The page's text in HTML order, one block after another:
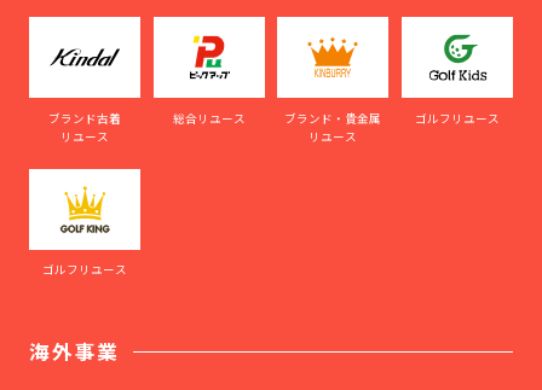
ブランド古着
リユース
総合リユース
ブランド・貴金属
リユース
ゴルフリユース
ゴルフリユース
海外事業